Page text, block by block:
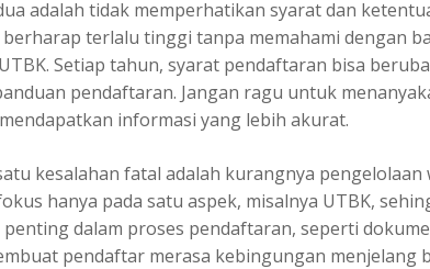
adalah tidak memperhatikan syarat dan
terlalu tinggi tanpa memahami dengan
Setiap tahun, syarat pendaftaran bisa
pendaftaran. Jangan ragu untuk
informasi yang lebih akurat.
kesalahan fatal adalah kurangnya
hanya pada satu aspek, misalnya UTBK,
penting dalam proses pendaftaran, seperti
pendaftar merasa kebingungan menjelang